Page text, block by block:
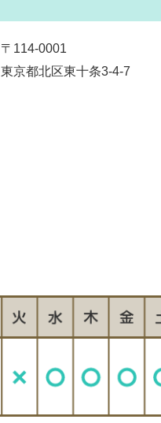
〒114-0001
東京都北区東十条3-4-7